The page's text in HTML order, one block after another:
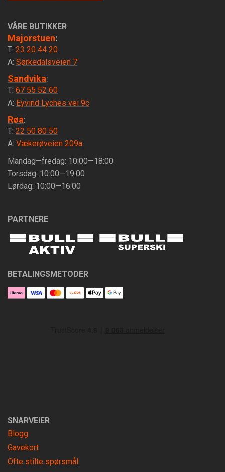
VÅRE BUTIKKER
Majorstuen:
T: 23 20 44 20
A: Sørkedalsveien 7
Sandvika:
T: 67 55 52 60
A: Eyvind Lyches vei 9c
Røa:
T: 22 50 80 50
A: Vækerøveien 209a
Mandag—fredag: 10:00—18:00
Torsdag: 10:00—19:00
Lørdag: 10:00—16:00
PARTNERE
BETALINGSMETODER
SNARVEIER
Blogg
Gavekort
Ofte stilte spørsmål